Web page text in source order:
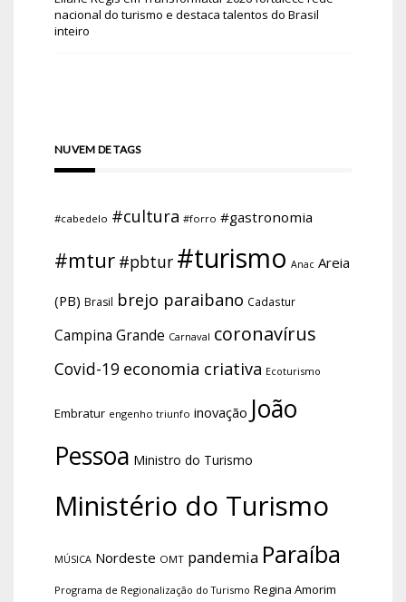
nacional do turismo e destaca talentos do Brasil
inteiro
NUVEM DE TAGS
#cabedelo #cultura #forro #gastronomia
#mtur #pbtur #turismo Anac Areia
(PB) Brasil brejo paraibano Cadastur
Campina Grande Carnaval coronavírus
Covid-19 economia criativa Ecoturismo
Embratur engenho triunfo inovação João
Pessoa Ministro do Turismo
Ministério do Turismo
MÚSICA Nordeste OMT pandemia Paraíba
Programa de Regionalização do Turismo Regina Amorim